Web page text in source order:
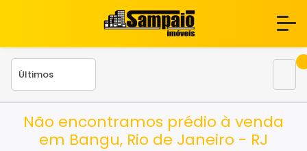
Não encontramos prédio à venda
em Bangu, Rio de Janeiro - RJ